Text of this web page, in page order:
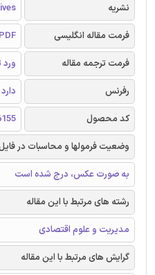
نشریه
فرمت مقاله انگلیسی
PDF
فرمت ترجمه مقاله
رفرنس
دارد
کد محصول
وضعیت فرمولها و محاسبات در
به صورت عکس، درج شده است
رشته های مرتبط با این مقاله
مدیریت و علوم اقتصادی
گرایش های مرتبط با این مقاله